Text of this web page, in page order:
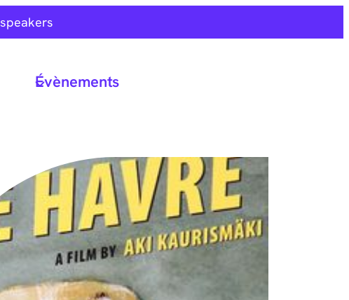
Évènements